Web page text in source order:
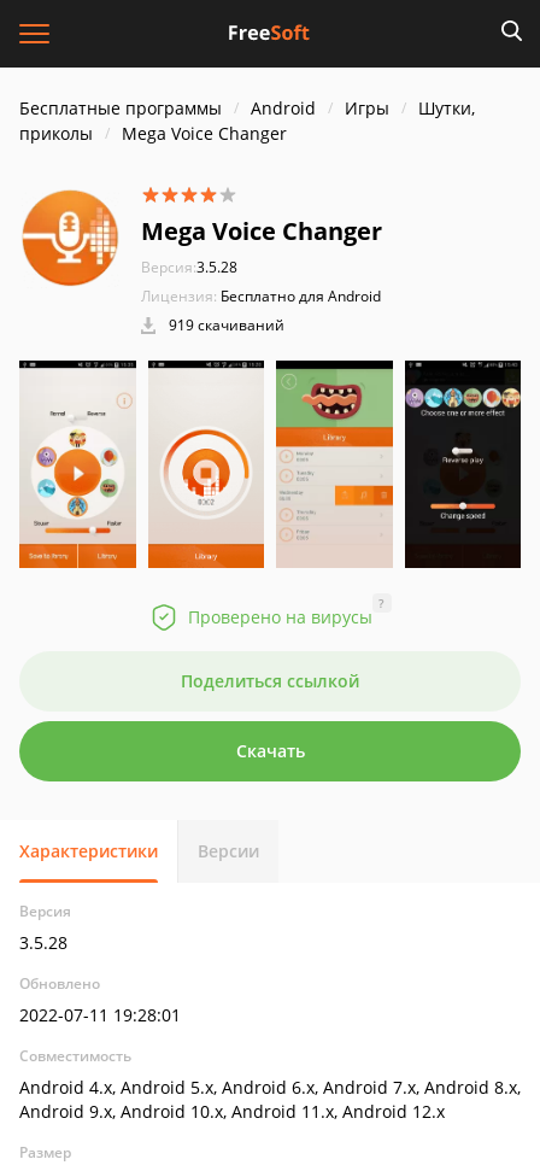
Бесплатные программы Android Игры
Шутки,
приколы
Mega Voice Changer
Mega Voice Changer
Версия:3.5.28
Лицензия: Бесплатно для Android
919 скачиваний
Проверено на вирусы
?
Поделиться ссылкой
Скачать
Характеристики Версии
Версия
3.5.28
Обновлено
2022-07-11 19:28:01
Совместимость
Android 4.x, Android 5.x, Android 6.x, Android 7.x, Android 8.x,
Android 9.x, Android 10.x, Android 11.x, Android 12.x
Размер